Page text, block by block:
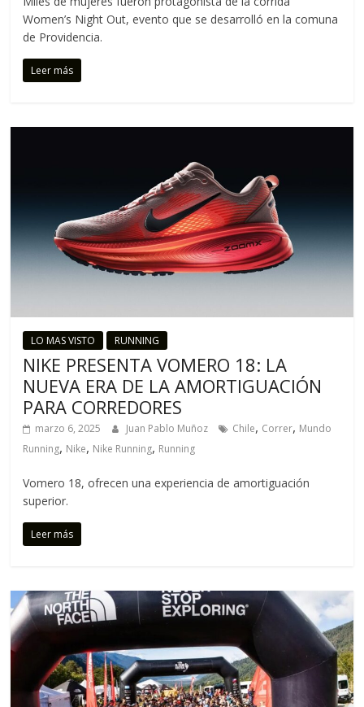
Women’s Night Out, evento que se desarrolló en la comuna
de Providencia.
Leer más
LO MAS VISTO RUNNING
NIKE PRESENTA VOMERO 18: LA
NUEVA ERA DE LA AMORTIGUACIÓN
PARA CORREDORES
marzo 6, 2025 Juan Pablo Muñoz Chile, Correr, Mundo
Running, Nike, Nike Running, Running
Vomero 18, ofrecen una experiencia de amortiguación
superior.
Leer más